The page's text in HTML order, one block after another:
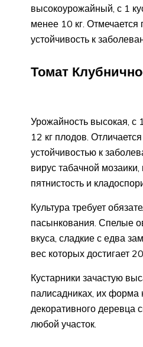
высокоурожайный, с 1
менее 10 кг.
устойчивость к
Томат
Урожайность высокая, с
12 кг плодов.
устойчивостью к
вирус табачной
пятнистость и
Культура требует
пасынкования. Спелые
вкуса, сладкие с едва
вес которых достигает
Кустарники зачастую
палисадниках, их форма
декоративного деревца
любой участок.